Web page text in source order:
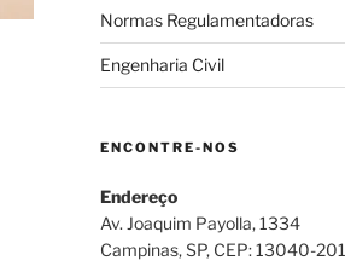
Normas Regulamentadoras
Engenharia Civil
ENCONTRE-NOS
Endereço
Av. Joaquim Payolla, 1334
Campinas, SP, CEP: 13040-201